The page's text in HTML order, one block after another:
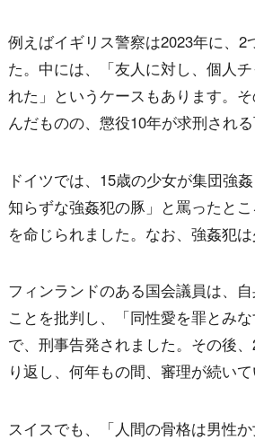
例えばイギリス警察は2023年に、
た。中には、「友人に対し、個人
れた」というケースもあります。
んだものの、懲役10年が求刑され
ドイツでは、15歳の少女が集団強
知らずな強姦犯の豚」と罵ったと
を命じられました。なお、強姦犯
フィンランドのある国会議員は、
ことを批判し、「同性愛を罪とみ
で、刑事告発されました。その後
り返し、何年もの間、審理が続いて
スイスでも、「人間の骨格は男性